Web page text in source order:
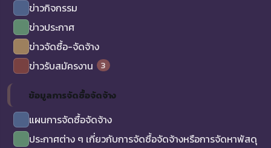
ข่าวกิจกรรม
ข่าวประกาศ
ข่าวจัดซื้อ-จัดจ้าง
ข่าวรับสมัครงาน
3
ข้อมูลการจัดซื้อจัดจ้าง
แผนการจัดซื้อจัดจ้าง
ประกาศต่าง ๆ เกี่ยวกับการจัดซื้อจัดจ้างหรือการจัดหาพัสดุ